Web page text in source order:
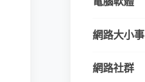
網路大小事
網路社群